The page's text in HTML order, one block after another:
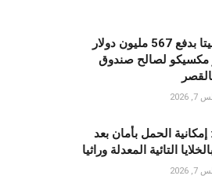
إلزام ميتا بدفع 567 مليون دولار
مكسيكو لصالح صندوق
الحمل بأمان بعد
التائية المعدلة وراثيا